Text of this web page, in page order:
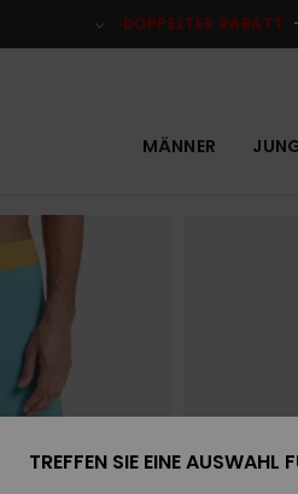
DOPPELTER RABATT
MÄNNER
TREFFEN SIE EINE AUSWAHL